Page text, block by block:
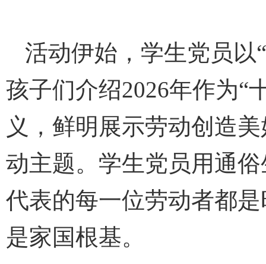
活动伊始，学生党员以
孩子们介绍2026年作为“
义，鲜明展示劳动创造
动主题。学生党员用通
代表的每一位劳动者都
是家国根基。